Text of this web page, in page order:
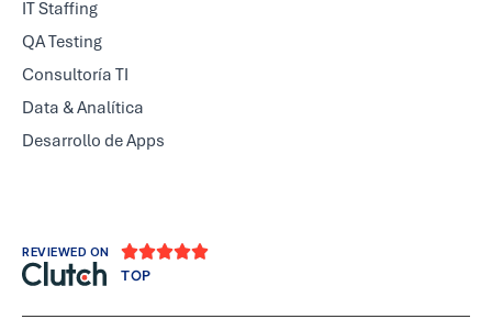
IT Staffing
QA Testing
Consultoría TI
Data & Analítica
Desarrollo de Apps
REVIEWED ON 
TOP